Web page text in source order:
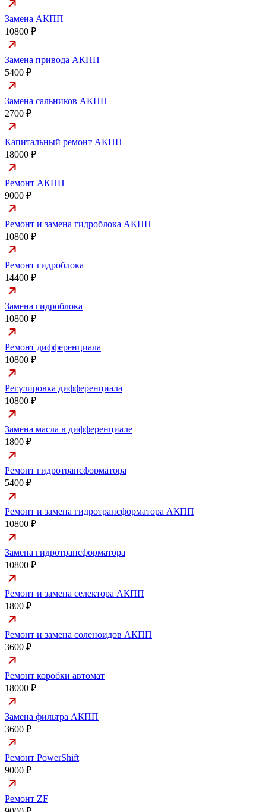
Замена АКПП
10800 ₽
Замена привода АКПП
5400 ₽
Замена сальников АКПП
2700 ₽
Капитальный ремонт АКПП
18000 ₽
Ремонт АКПП
9000 ₽
Ремонт и замена гидроблока АКПП
10800 ₽
Ремонт гидроблока
14400 ₽
Замена гидроблока
10800 ₽
Ремонт дифференциала
10800 ₽
Регулировка дифференциала
10800 ₽
Замена масла в дифференциале
1800 ₽
Ремонт гидротрансформатора
5400 ₽
Ремонт и замена гидротрансформатора АКПП
10800 ₽
Замена гидротрансформатора
10800 ₽
Ремонт и замена селектора АКПП
1800 ₽
Ремонт и замена соленоидов АКПП
3600 ₽
Ремонт коробки автомат
18000 ₽
Замена фильтра АКПП
3600 ₽
Ремонт PowerShift
9000 ₽
Ремонт ZF